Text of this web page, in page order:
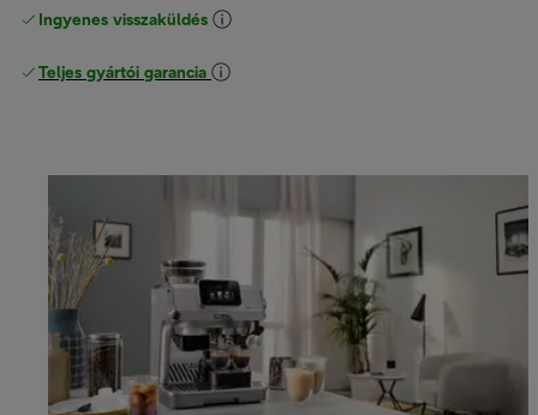
Ingyenes visszaküldés
Teljes gyártói garancia